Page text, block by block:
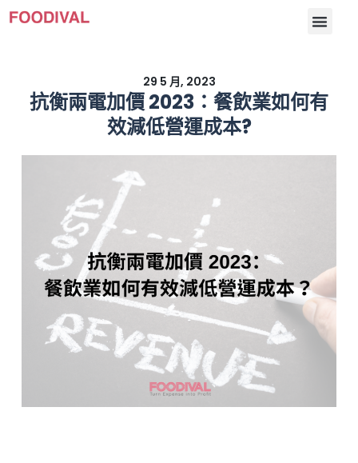
29 5 月, 2023
抗衡兩電加價 2023：餐飲業如何有
效減低營運成本?